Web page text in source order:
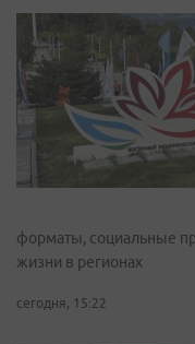
форматы, социальные
жизни в регионах
сегодня, 15:22